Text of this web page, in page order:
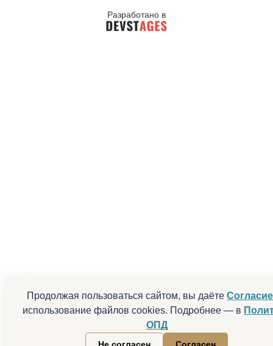
Продолжая пользоваться сайтом, вы даётеСогласие
использование файлов cookies. Подробнее — в
ОПД
Разработано в